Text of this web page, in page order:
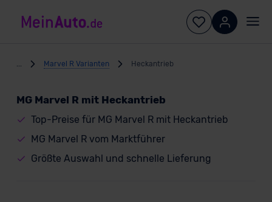
Marvel R Varianten Heckantrieb
MG Marvel R mit Heckantrieb
Top-Preise für MG Marvel R mit Heckantrieb
MG Marvel R vom Marktführer
Größte Auswahl und schnelle Lieferung